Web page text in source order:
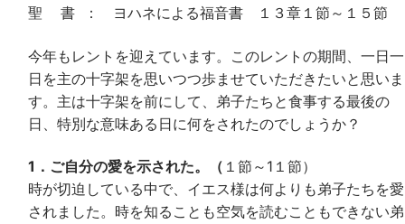
聖 書 ： ヨハネによる福音書 １３章１節～１５節
今年もレントを迎えています。このレントの期間、一日一
日を主の十字架を思いつつ歩ませていただきたいと思いま
す。主は十字架を前にして、弟子たちと食事する最後の
日、特別な意味ある日に何をされたのでしょうか？
1．ご自分の愛を示された。（ １節～1１節）
時が切迫している中で、イエス様は何よりも弟子たちを愛
されました。時を知ることも空気を読むこともできない弟